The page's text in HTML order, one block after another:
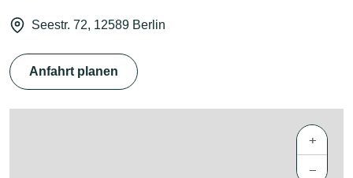
Seestr. 72, 12589 Berlin
Anfahrt planen
+
−